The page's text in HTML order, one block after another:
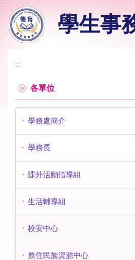
到
主
學生事
:::
各單位
學務處簡介
學務長
課外活動指導組
生活輔導組
校安中心
原住民族資源中心